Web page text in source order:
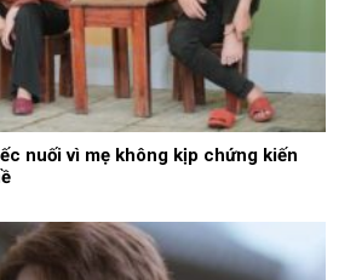
nuối vì mẹ không kịp chứng kiến